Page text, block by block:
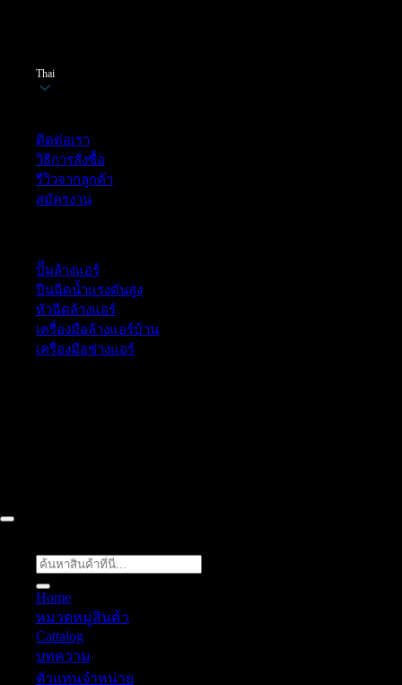
Thai
ติดต่อเรา
วิธีการสั่งซื้อ
รีวิวจากลูกค้า
สมัครงาน
ปั๊มล้างแอร์
ปืนฉีดน้ำเเรงดันสูง
หัวฉีดล้างแอร์
เครื่องมือล้างแอร์บ้าน
เครื่องมือช่างแอร์
ค้นหา:
Home
หมวดหมู่สินค้า
Cattalog
บทความ
ตัวแทนจำหน่าย